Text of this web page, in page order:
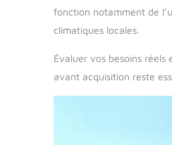
fonction notamment de
climatiques locales.
Évaluer vos besoins réels
avant acquisition reste